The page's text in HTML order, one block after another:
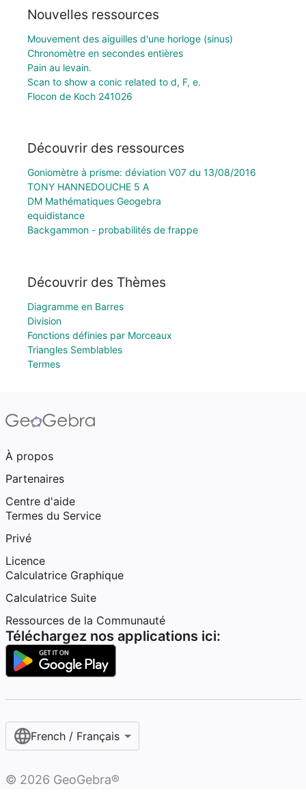
Nouvelles ressources
Mouvement des aiguilles d'une horloge (sinus)
Chronomètre en secondes entières
Pain au levain.
Scan to show a conic related to d, F, e.
Flocon de Koch 241026
Découvrir des ressources
Goniomètre à prisme: déviation V07 du 13/08/2016
TONY HANNEDOUCHE 5 A
DM Mathématiques Geogebra
equidistance
Backgammon - probabilités de frappe
Découvrir des Thèmes
Diagramme en Barres
Division
Fonctions définies par Morceaux
Triangles Semblables
Termes
À propos
Partenaires
Centre d'aide
Termes du Service
Privé
Licence
Calculatrice Graphique
Calculatrice Suite
Ressources de la Communauté
Téléchargez nos applications ici:
French / Français‎
© 2026 GeoGebra®